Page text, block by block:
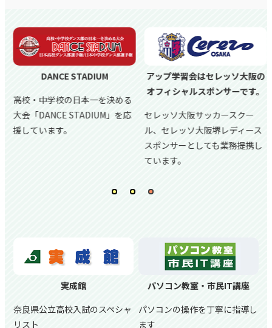
DANCE STADIUM
高校・中学校の日本一を決める
大会「DANCE STADIUM」を応
援しています。
アップ学習会はセレッソ大阪の
オフィシャルスポンサーです。
セレッソ大阪サッカースクー
ル、 セレッソ大阪堺レディース
スポンサーとしても業務提携し
ています。
実成館
奈良県公立高校入試のスペシャ
リスト
パソコン教室・市民IT講座
パソコンの操作を丁寧に指導し
ます